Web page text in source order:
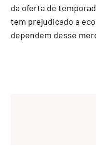
da oferta de
tem prejudicado a
dependem desse